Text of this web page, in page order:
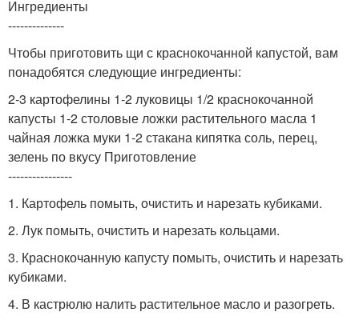
Ингредиенты
--------------
Чтобы приготовить щи с краснокочанной капустой, вам
понадобятся следующие ингредиенты:
2-3 картофелины 1-2 луковицы 1/2 краснокочанной
капусты 1-2 столовые ложки растительного масла 1
чайная ложка муки 1-2 стакана кипятка соль, перец,
зелень по вкусу Приготовление
----------------
1. Картофель помыть, очистить и нарезать кубиками.
2. Лук помыть, очистить и нарезать кольцами.
3. Краснокочанную капусту помыть, очистить и нарезать
кубиками.
4. В кастрюлю налить растительное масло и разогреть.